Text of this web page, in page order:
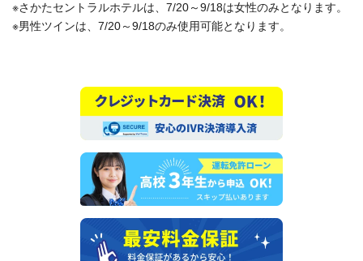
※さかたセントラルホテルは、7/20～9/18は女性のみとなります。
※男性ツインは、7/20～9/18のみ使用可能となります。